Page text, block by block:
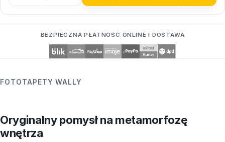
BEZPIECZNA PŁATNOŚĆ ONLINE I DOSTAWA
FOTOTAPETY WALLY
Oryginalny pomysł na metamorfozę
wnętrza